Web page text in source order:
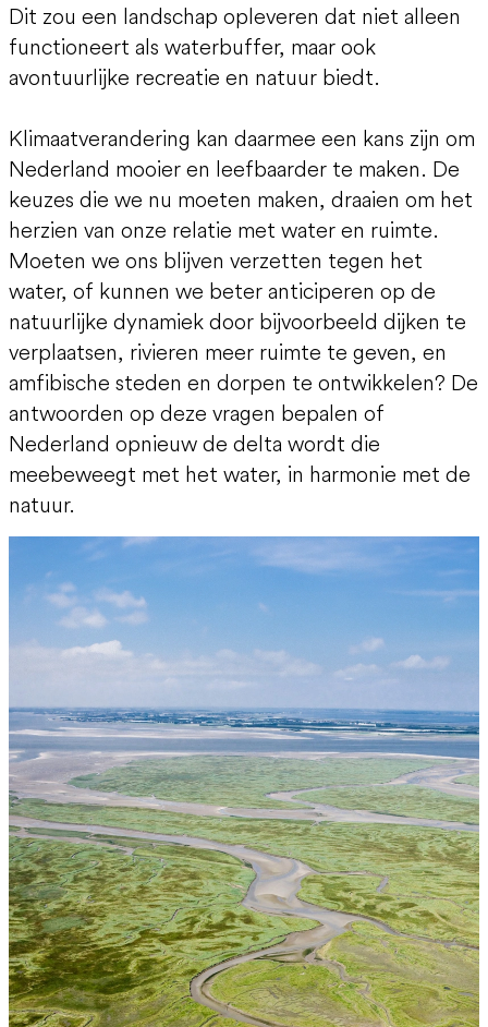
Dit zou een landschap opleveren dat niet alleen
functioneert als waterbuffer, maar ook
avontuurlijke recreatie en natuur biedt.
Klimaatverandering kan daarmee een kans zijn om
Nederland mooier en leefbaarder te maken. De
keuzes die we nu moeten maken, draaien om het
herzien van onze relatie met water en ruimte.
Moeten we ons blijven verzetten tegen het
water, of kunnen we beter anticiperen op de
natuurlijke dynamiek door bijvoorbeeld dijken te
verplaatsen, rivieren meer ruimte te geven, en
amfibische steden en dorpen te ontwikkelen? De
antwoorden op deze vragen bepalen of
Nederland opnieuw de delta wordt die
meebeweegt met het water, in harmonie met de
natuur.